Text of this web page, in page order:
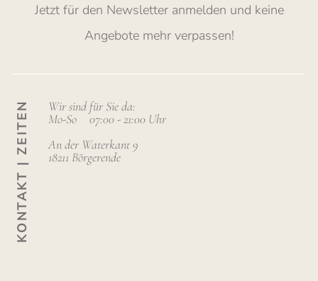
Jetzt für den Newsletter anmelden und keine
Angebote mehr verpassen!
Wir sind für Sie da:
Mo-So
07:00 - 21:00 Uhr
An der Waterkant 9
18211 Börgerende
KONTAKT | ZEITEN